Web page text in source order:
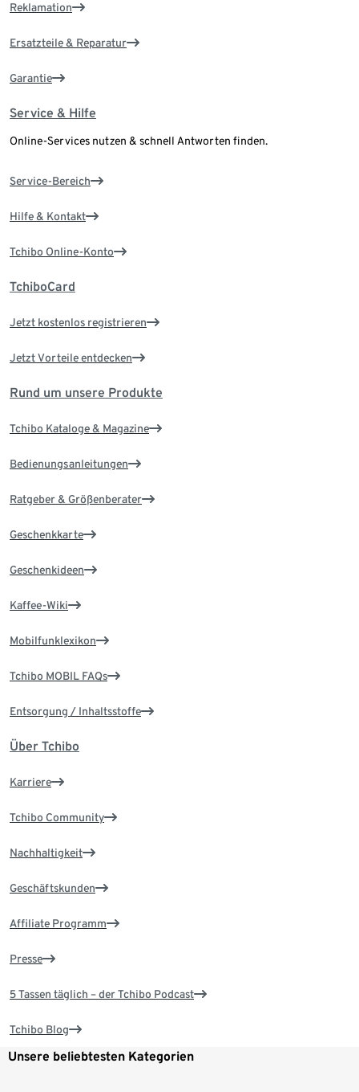
Reklamation
Ersatzteile & Reparatur
Garantie
Service & Hilfe
Online-Services nutzen & schnell Antworten finden.
Service-Bereich
Hilfe & Kontakt
Tchibo Online-Konto
TchiboCard
Jetzt kostenlos registrieren
Jetzt Vorteile entdecken
Rund um unsere Produkte
Tchibo Kataloge & Magazine
Bedienungsanleitungen
Ratgeber & Größenberater
Geschenkkarte
Geschenkideen
Kaffee-Wiki
Mobilfunklexikon
Tchibo MOBIL FAQs
Entsorgung / Inhaltsstoffe
Über Tchibo
Karriere
Tchibo Community
Nachhaltigkeit
Geschäftskunden
Affiliate Programm
Presse
5 Tassen täglich – der Tchibo Podcast
Tchibo Blog
Unsere beliebtesten Kategorien